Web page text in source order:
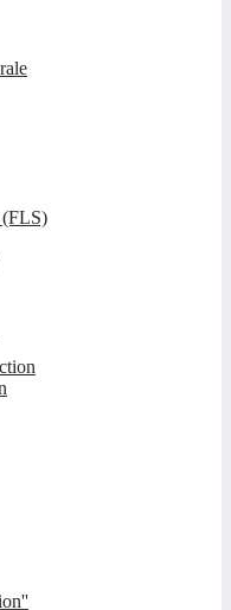
(FLS)